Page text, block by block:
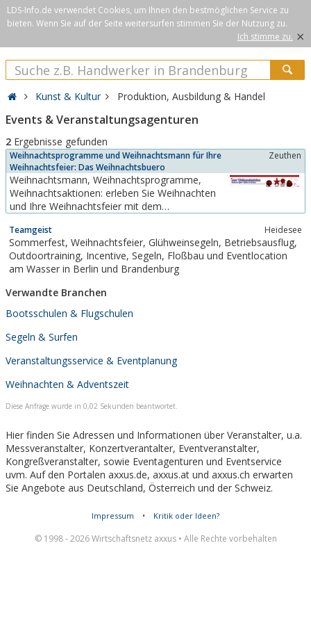
LDS-Info.de verwendet Cookies, um Ihnen den bestmöglichen Service zu
bieten. Wenn Sie auf der Seite weitersurfen stimmen Sie der Nutzung zu.
Ich stimme zu. ×
Kunst & Kultur Produktion, Ausbildung & Handel
Events & Veranstaltungsagenturen
2 Ergebnisse gefunden
Weihnachtsprogramme und Weihnachtsmann für Ihre
Weihnachtsfeier: Das Weihnachtsbuero
Zeuthen
Weihnachtsmann, Weihnachtsprogramme,
Weihnachtsaktionen: erleben Sie Weihnachten
und Ihre Weihnachtsfeier mit dem
für Auftritte bei einer Weihnachtsfeier,
Betriebsfeier, Kita, Vereinsfeier und zur Werbung
auch an allen Tagen in der
Vorweihnachtszeit.Finden Sie Ideen und
Teamgeist Heidesee
Sommerfest, Weihnachtsfeier, Glühweinsegeln, Betriebsausflug,
Outdoortraining, Incentive, Segeln, Floßbau und Eventlocation
am Wasser in Berlin und Brandenburg
Verwandte Branchen
Bootsschulen & Flugschulen
Segeln & Surfen
Veranstaltungsservice & Eventplanung
Weihnachten & Adventszeit
Diese Anfrage wurde in 0,02 Sekunden beantwortet.
Hier finden Sie Adressen und Informationen über Veranstalter, u.a.
Messveranstalter, Konzertverantalter, Eventveranstalter,
Kongreßveranstalter, sowie Eventagenturen und Eventservice
uvm. Auf den Portalen axxus.de, axxus.at und axxus.ch erwarten
Sie Angebote aus Deutschland, Österreich und der Schweiz.
Impressum • Kritik oder Ideen?
© 1998 - 2026 Wirtschaftsnetz axxus • Alle Rechte vorbehalten